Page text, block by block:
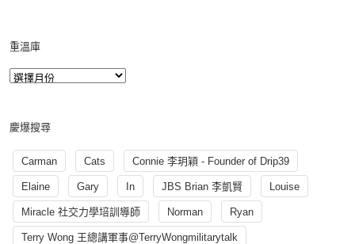
重溫庫
慶爆搜尋
Carman Cats Connie 李玥穎 - Founder of Drip39
Elaine Gary In JBS Brian 李凱賢 Louise
Miracle 社交力學培訓導師 Norman Ryan
Terry Wong 王總講軍事@TerryWongmilitarytalk